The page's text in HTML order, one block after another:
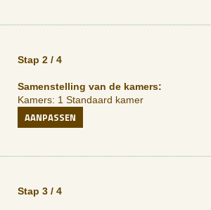
Stap 2 / 4
Samenstelling van de kamers:
Kamers: 1 Standaard kamer
AANPASSEN
Stap 3 / 4